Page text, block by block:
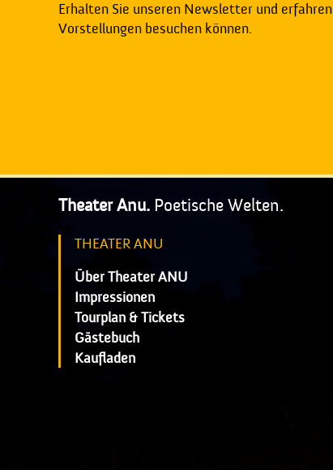
Erhalten Sie unseren Newsletter und
Vorstellungen besuchen können.
Theater Anu. Poetische Welten.
THEATER ANU
Über Theater ANU
Impressionen
Tourplan & Tickets
Gästebuch
Kaufladen